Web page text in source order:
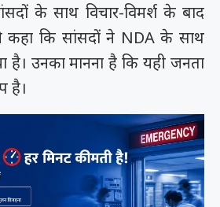
के साथ विचार-विमर्श के बाद
कहा कि सांसदों ने NDA के साथ
है। उनका मानना है कि यही जनता
है।